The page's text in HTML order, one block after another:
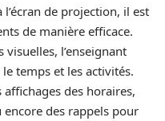
de projection, il est
de manière efficace.
l’enseignant
temps et les activités.
des horaires,
encore des rappels pour